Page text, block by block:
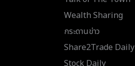
Wealth Sharing
กระดานข่าว
Share2Trade Daily
Stock Daily